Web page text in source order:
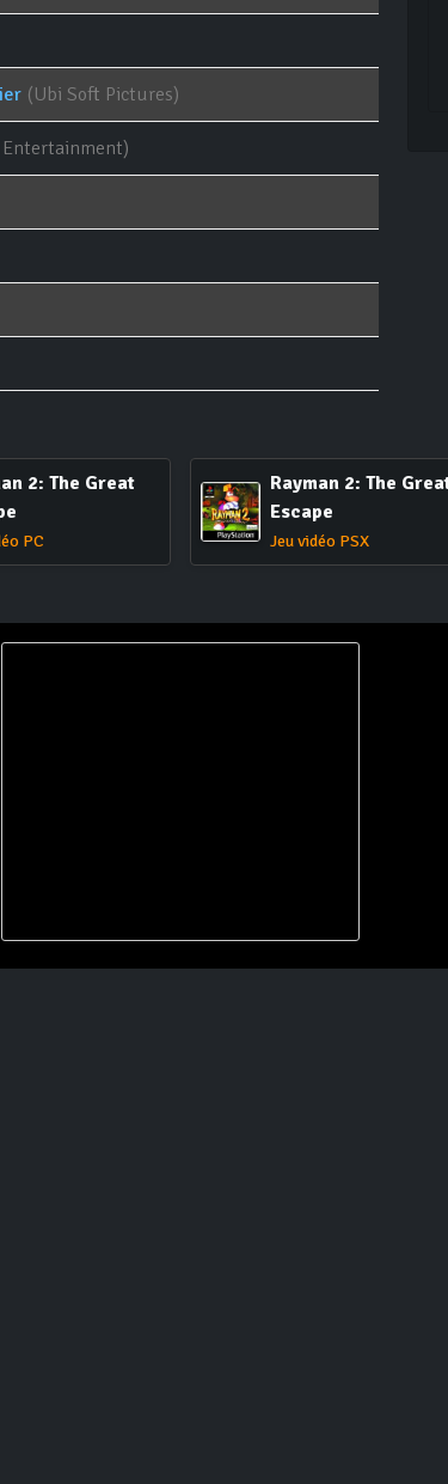
(Ubi Soft Pictures)
2: The Great
PC
Rayman 2: The
Escape
Jeu vidéo PSX